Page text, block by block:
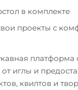
в комплекте
проекты с
платформа
иглы и
квилтов и